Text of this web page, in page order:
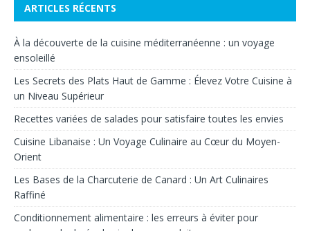
ARTICLES RÉCENTS
À la découverte de la cuisine méditerranéenne : un voyage
ensoleillé
Les Secrets des Plats Haut de Gamme : Élevez Votre Cuisine à
un Niveau Supérieur
Recettes variées de salades pour satisfaire toutes les envies
Cuisine Libanaise : Un Voyage Culinaire au Cœur du Moyen-
Orient
Les Bases de la Charcuterie de Canard : Un Art Culinaires
Raffiné
Conditionnement alimentaire : les erreurs à éviter pour